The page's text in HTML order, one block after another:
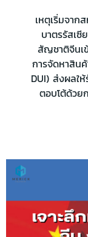
เหตุเริ่มจาก
บาตรรัสเ
สัญชาติจีนเ
การจัดหาสิน
DUI) ส่งผลใ
ตอบโต้ด้วย